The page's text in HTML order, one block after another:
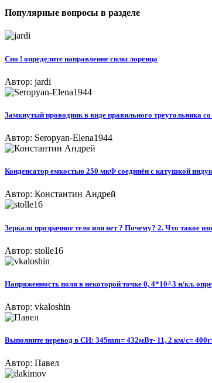
Популярные вопросы в разделе
Спо ! определите направление силы лоренца
Автор: jardi
Замкнутый проводник в виде правильного треугольника
Автор: Seropyan-Elena1944
Конденсатор емкостью 250 мкФ соединён с катушкой
Автор: Константин Андрей
Зеркало прозрачное тело или нет ? Почему? 2. Что такое
Автор: stolle16
Напряженность поля в некоторой точке 0, 4*10^3 н/кл.
Автор: vkaloshin
Выполните перевод в СИ: 345mm= 432мВт- 11, 2 км/с=
Автор: Павел